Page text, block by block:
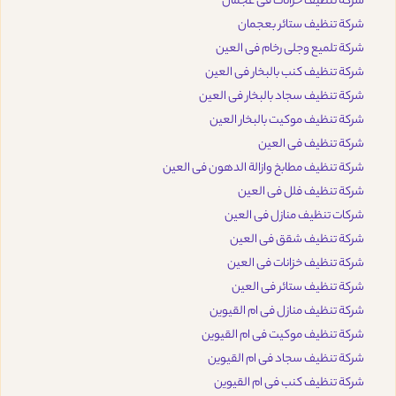
شركة تنظيف ستائر بعجمان
شركة تلميع وجلى رخام فى العين
شركة تنظيف كنب بالبخار فى العين
شركة تنظيف سجاد بالبخار فى العين
شركة تنظيف موكيت بالبخار العين
شركة تنظيف فى العين
شركة تنظيف مطابخ وازالة الدهون فى العين
شركة تنظيف فلل فى العين
شركات تنظيف منازل فى العين
شركة تنظيف شقق فى العين
شركة تنظيف خزانات فى العين
شركة تنظيف ستائر فى العين
شركة تنظيف منازل فى ام القيوين
شركة تنظيف موكيت فى ام القيوين
شركة تنظيف سجاد فى ام القيوين
شركة تنظيف كنب فى ام القيوين